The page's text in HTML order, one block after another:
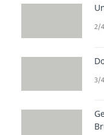
2/
3/